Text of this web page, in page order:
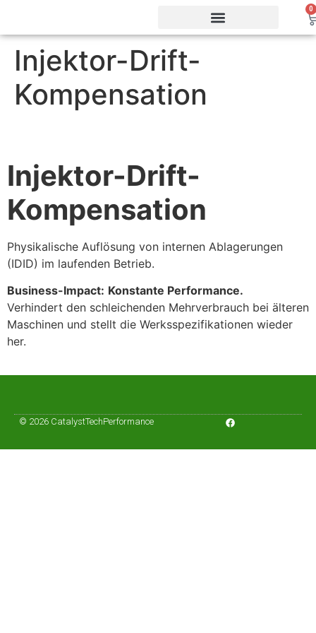
0
Injektor-Drift-
Kompensation
Injektor-Drift-
Kompensation
Physikalische Auflösung von internen Ablagerungen
(IDID) im laufenden Betrieb.
Business-Impact: Konstante Performance.
Verhindert den schleichenden Mehrverbrauch bei älteren
Maschinen und stellt die Werksspezifikationen wieder
her.
© 2026 CatalystTechPerformance